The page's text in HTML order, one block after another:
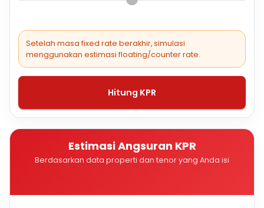
Setelah masa fixed rate berakhir, simulasi
menggunakan estimasi floating/counter rate.
Hitung KPR
Estimasi Angsuran KPR
Berdasarkan data properti dan tenor yang Anda isi